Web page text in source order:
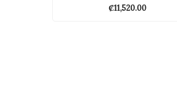
₡11,520.00